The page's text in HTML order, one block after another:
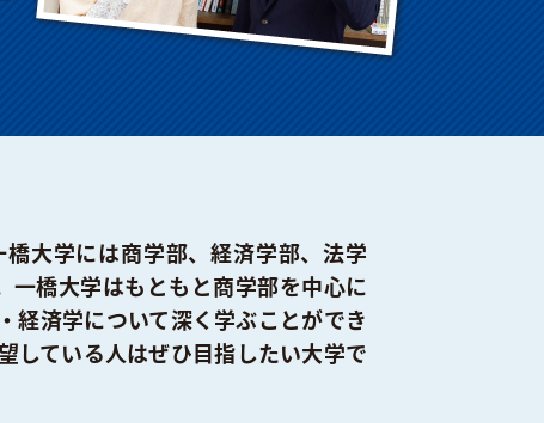
大学には商学部、経済学部、法学
橋大学はもともと商学部を中心に
経済学について深く学ぶことができ
している人はぜひ目指したい大学で